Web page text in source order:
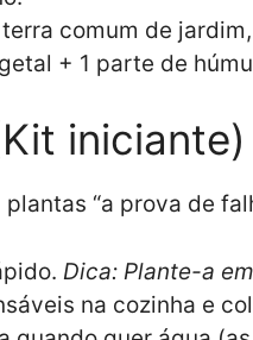
terra comum de
+ 1 parte de
iniciante)
“a prova de
Dica: Plante-a
na cozinha e